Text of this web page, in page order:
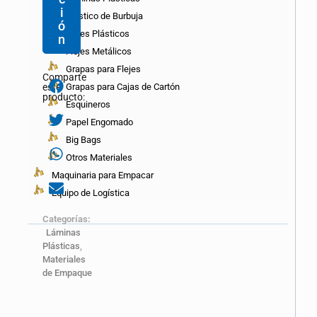
Plástico de Burbuja
Flejes Plásticos
Flejes Metálicos
Grapas para Flejes
Grapas para Cajas de Cartón
Esquineros
Papel Engomado
Big Bags
Otros Materiales
Maquinaria para Empacar
Equipo de Logística
i
ó
n
Comparte
este
producto:
Categorías:
Láminas
Plásticas,
Materiales
de Empaque